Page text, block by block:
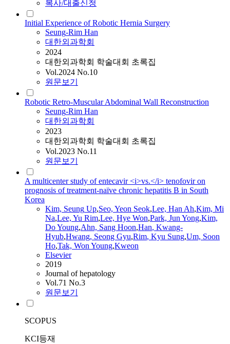
복사/대출신청
Initial Experience of Robotic Hernia Surgery
Seung-Rim Han
대한외과학회
2024
대한외과학회 학술대회 초록집
Vol.2024 No.10
원문보기
Robotic Retro-Muscular Abdominal Wall Reconstruction
Seung-Rim Han
대한외과학회
2023
대한외과학회 학술대회 초록집
Vol.2023 No.11
원문보기
A multicenter study of entecavir <i>vs.</i> tenofovir on
prognosis of treatment-naïve chronic hepatitis B in South
Korea
Kim, Seung Up,Seo, Yeon Seok,Lee, HanAh,Kim, Mi
Na,Lee, Yu Rim,Lee, Hye Won,Park, Jun Yong,Kim,
Do Young,Ahn, Sang Hoon,Han, Kwang-
Hyub,Hwang, Seong Gyu,Rim, Kyu Sung,Um, Soon
Ho,Tak, Won Young,Kweon
Elsevier
2019
Journal of hepatology
Vol.71 No.3
원문보기
SCOPUS
KCI등재